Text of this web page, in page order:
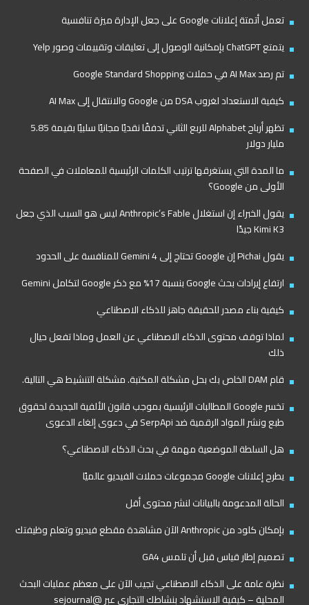
تعمل أتمتة إعلانات Google على جعل الإدارة ميزة تنافسية
يتمتع ChatGPT بإمكانية الوصول إلى تعليقات وتقييمات وصور Yelp
تم رصد AI Max في حملات Google Standard Shopping
كيفية الاستعداد لغروب DSA من Google والانتقال إلى AI Max
تظهر أرباح Alphabet للربع الثاني تدفقًا نقديًا مجانيًا سلبيًا بقيمة 5.85
مليار دولار
ما المدة التي يستغرقها ترتيب الكلمات الرئيسية للمعاملات في الصفحة
الأولى من Google؟
يقول الخبراء إن استغلال Anthropic’s Fable ليس هو السبب الذي جعل
Kimi K3 جيدًا
يقول Pichai إن Google تحتاج إلى Gemini 4 للمنافسة على الحدود
ارتفاع إيرادات بحث Google بنسبة 17% مع ذكر Google لتكامل Gemini
كيفية بناء مصدر للحقيقة جاهز للذكاء الاصطناعي
لماذا توقف محتوى الذكاء الاصطناعي عن العمل وماذا تفعل حيال
ذلك
قام DAM الخاص بك بحل مشكلة المكتبة. مشكلة التنشيط هي التالية.
تخسر Google المطالبات الرئيسية بموجب قانون الألفية الجديدة لحقوق
طبع ونشر المواد الرقمية ضد SerpApi في دعوى إلغاء الدعوى
هل السلطة الموضعية مهمة في بحث الذكاء الاصطناعي؟
يطرح إعلانات Google مجموعات حملات الفيديو عالميًا
الحالة المدعومة بالبيانات لنشر محتوى أقل
بإمكان كلود من Anthropic الآن مشاهدة مقطع فيديو وتعلم وظيفتك
تصميم إطار قياس قبل أن تلمس GA4
نظرة عامة على الذكاء الاصطناعي تجيب الآن على معظم عمليات البحث
المحلية – كيفية الاستشهاد بنشاطك التجاري عبر @sejournal